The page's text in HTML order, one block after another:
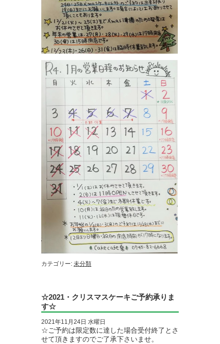
カテゴリー: 未分類
☆2021・クリスマスケーキご予約承りま
す☆
2021年11月24日 水曜日
☆ご予約は限定数に達した場合受付終了とさ
せて頂きますのでご了承下さいませ。